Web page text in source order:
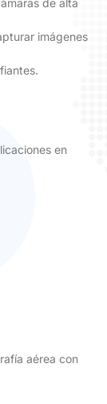
de alta
imágenes
en
aérea con